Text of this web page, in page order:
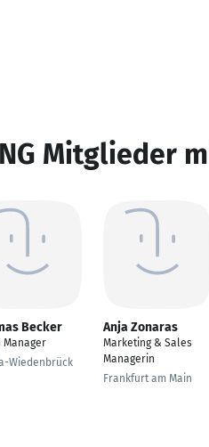
Mitglieder
Becker
Manager
Wiedenbrück
Anja Zonaras
Marketing & Sales
Managerin
Frankfurt am Main